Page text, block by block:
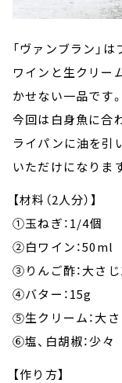
「ヴァンブラン」
ワインと生クリー
かせない一品です。
今回は白身魚に合
ライパンに油を引
いただけになりま
【材料（2人分）】
①玉ねぎ：1/4個
②白ワイン：50ml
③りんご酢：大さじ
④バター：15g
⑤生クリーム：大
⑥塩、白胡椒：少々
【作り方】